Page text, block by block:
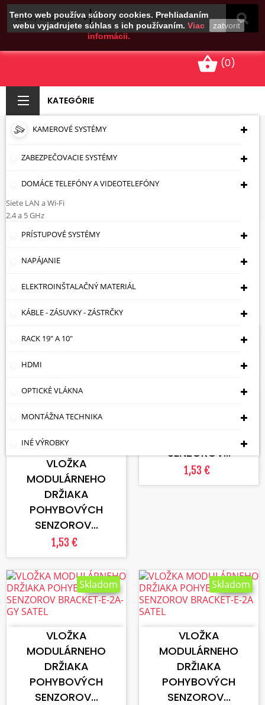
Tento web používa súbory cookies. Prehliadaním
webu vyjadrujete súhlas s ich používaním. Viac
informácii.
zatvoriť
shopping_basket (0)
KATEGÓRIE
KAMEROVÉ SYSTÉMY
ZABEZPEČOVACIE SYSTÉMY
DOMÁCE TELEFÓNY A VIDEOTELEFÓNY
Siete LAN a Wi-Fi
2.4 a 5 GHz
PRÍSTUPOVÉ SYSTÉMY
NAPÁJANIE
ELEKTROINŠTALAČNÝ MATERIÁL
KÁBLE - ZÁSUVKY - ZÁSTRČKY
RACK 19" A 10"
HDMI
OPTICKÉ VLÁKNA
MONTÁŽNA TECHNIKA
INÉ VÝROBKY
DRŽIAKY NA
POPLAŠNÉ SENZORY
Úvodná Stránka
Zabezpečovacie Systémy
Držiaky Na Poplašné Senzory
Držiaky Na Poplašné Senzory
Cena: vzostupne
Zobrazuje sa 1-20 z 26 položiek
VLOŽKA
MODULÁRNEHO
DRŽIAKA
POHYBOVÝCH
SENZOROV...
1,53 €
SENZOROV...
1,53 €
Skladom
VLOŽIŤ DO KOŠÍKA
VLOŽKA
MODULÁRNEHO
DRŽIAKA
POHYBOVÝCH
SENZOROV...
Skladom
VLOŽKA
MODULÁRNEHO
DRŽIAKA
POHYBOVÝCH
SENZOROV...
Skladom